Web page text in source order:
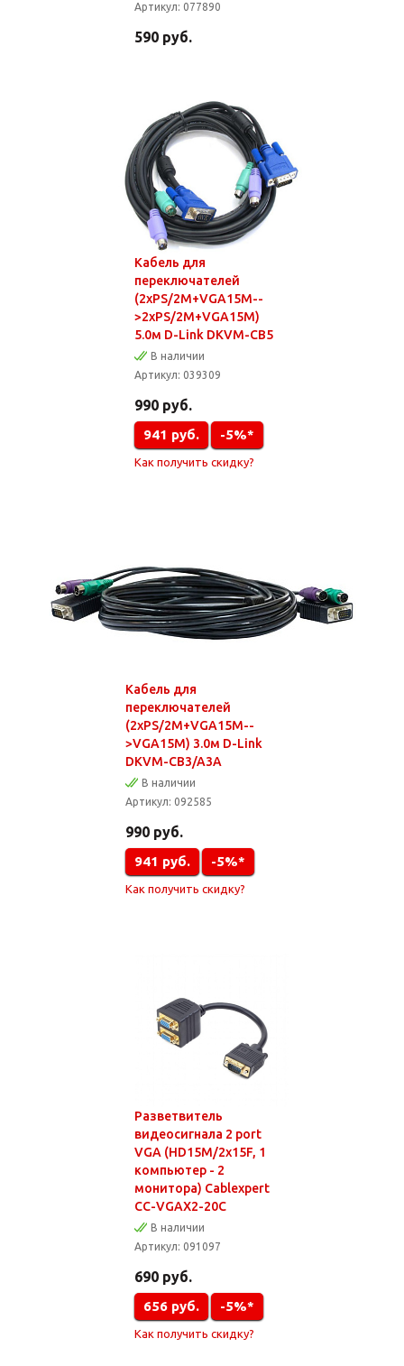
Артикул: 077890
590 руб.
Кабель для
переключателей
(2xPS/2M+VGA15M--
>2xPS/2M+VGA15M)
5.0м D-Link DKVM-CB5
В наличии
Артикул: 039309
990 руб.
941 руб. -5%*
Как получить скидку?
Кабель для
переключателей
(2xPS/2M+VGA15M--
>VGA15M) 3.0м D-Link
DKVM-CB3/A3A
В наличии
Артикул: 092585
990 руб.
941 руб. -5%*
Как получить скидку?
Разветвитель
видеосигнала 2 port
VGA (HD15M/2x15F, 1
компьютер - 2
монитора) Cablexpert
CC-VGAX2-20C
В наличии
Артикул: 091097
690 руб.
656 руб. -5%*
Как получить скидку?